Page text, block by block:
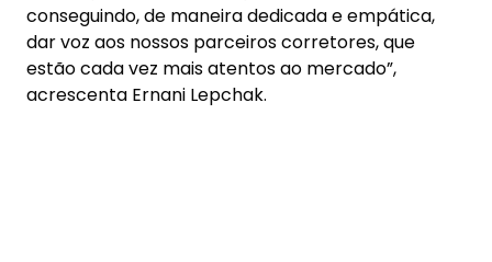
conseguindo, de maneira dedicada e empática,
dar voz aos nossos parceiros corretores, que
estão cada vez mais atentos ao mercado”,
acrescenta Ernani Lepchak.